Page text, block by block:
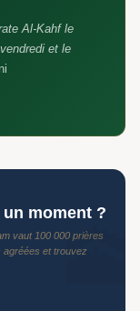
Al-Kahf le
et le
🕋
moment ?
agréées et trouvez